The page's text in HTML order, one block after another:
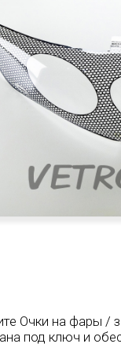
Очки на фары /
под ключ и